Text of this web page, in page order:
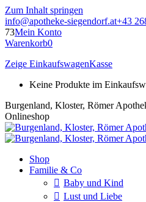
Zum Inhalt springen
info@apotheke-siegendorf.at+43
73Mein Konto
Warenkorb0
Zeige EinkaufswagenKasse
Keine Produkte im
Burgenland, Kloster, Römer
Onlineshop
Shop
Familie & Co
Baby und Kind
Lust und Liebe